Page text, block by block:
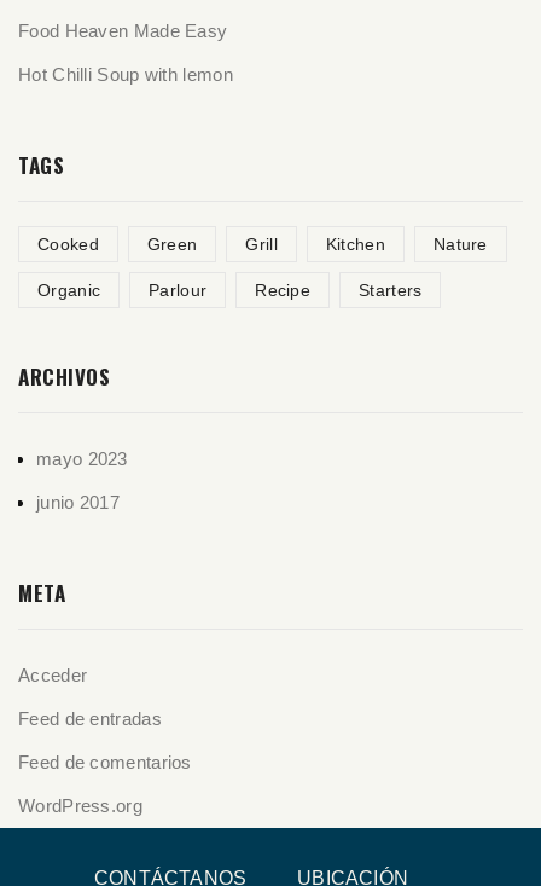
Food Heaven Made Easy
Hot Chilli Soup with lemon
TAGS
Cooked Green Grill Kitchen Nature
Organic Parlour Recipe Starters
ARCHIVOS
mayo 2023
junio 2017
META
Acceder
Feed de entradas
Feed de comentarios
WordPress.org
CONTÁCTANOS UBICACIÓN